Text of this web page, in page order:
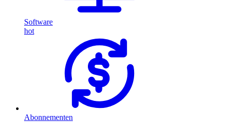
Software
hot
Abonnementen